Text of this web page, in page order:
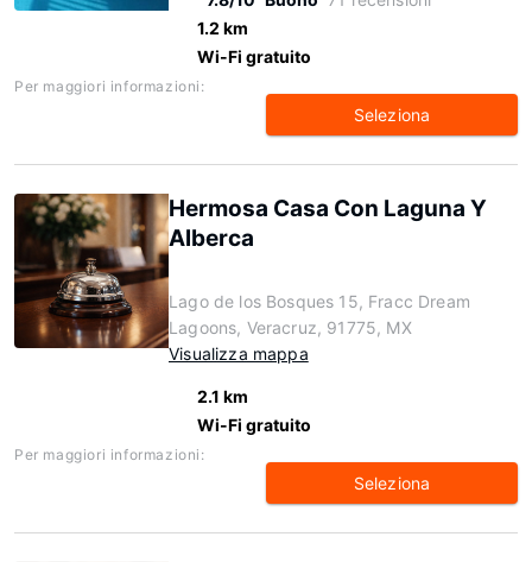
1.2 km
Wi-Fi gratuito
Per maggiori informazioni:
Seleziona
Hermosa Casa Con Laguna Y
Alberca
Lago de los Bosques 15, Fracc Dream
Lagoons, Veracruz, 91775, MX
Visualizza mappa
2.1 km
Wi-Fi gratuito
Per maggiori informazioni:
Seleziona